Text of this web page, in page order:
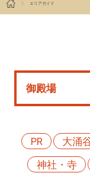
エリアガイド
PR
大涌
神社・寺